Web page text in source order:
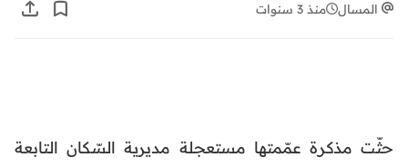
المسال منذ 3 سنوات
حثّت مذكرة عمّمتها مستعجلة مديرية السّكان التابعة